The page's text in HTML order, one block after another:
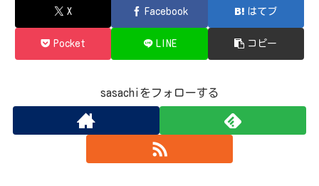
X Facebook はてブ
Pocket LINE コピー
sasachiをフォローする